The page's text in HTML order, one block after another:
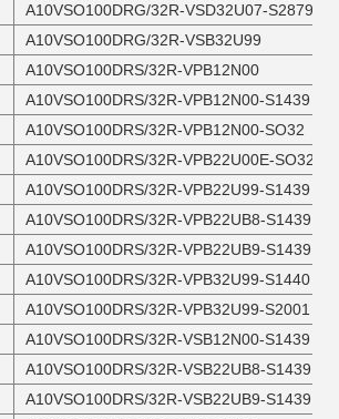
A10VSO100DRG/32R-VSD32U07-S2879
A10VSO100DRG/32R-VSB32U99
A10VSO100DRS/32R-VPB12N00
A10VSO100DRS/32R-VPB12N00-S1439
A10VSO100DRS/32R-VPB12N00-SO32
A10VSO100DRS/32R-VPB22U00E-SO32
A10VSO100DRS/32R-VPB22U99-S1439
A10VSO100DRS/32R-VPB22UB8-S1439
A10VSO100DRS/32R-VPB22UB9-S1439
A10VSO100DRS/32R-VPB32U99-S1440
A10VSO100DRS/32R-VPB32U99-S2001
A10VSO100DRS/32R-VSB12N00-S1439
A10VSO100DRS/32R-VSB22UB8-S1439
A10VSO100DRS/32R-VSB22UB9-S1439